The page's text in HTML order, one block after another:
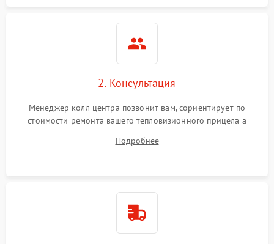
2. Консультация
Менеджер колл центра позвонит вам, сориентирует по
стоимости ремонта вашего тепловизионного прицела а
Подробнее